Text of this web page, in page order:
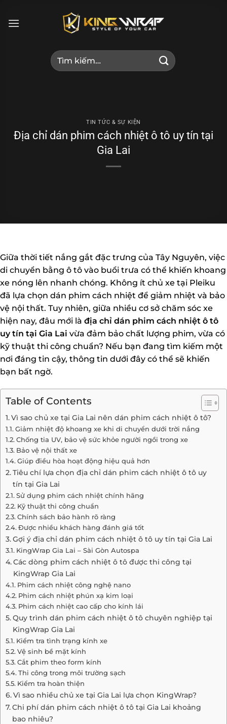
qua
Tìm
kiếm:
TIN TỨC & SỰ KIỆN
Địa chỉ dán phim cách nhiệt ô tô uy tín tại
Gia Lai
Giữa thời tiết nắng gắt đặc trưng của Tây Nguyên, việc
di chuyển bằng ô tô vào buổi trưa có thể khiến khoang
xe nóng lên nhanh chóng. Không ít chủ xe tại Pleiku
đã lựa chọn dán phim cách nhiệt để giảm nhiệt và bảo
vệ nội thất. Tuy nhiên, giữa nhiều cơ sở chăm sóc xe
hiện nay, đâu mới là địa chỉ dán phim cách nhiệt ô tô
uy tín tại Gia Lai vừa đảm bảo chất lượng phim, vừa có
kỹ thuật thi công chuẩn? Nếu bạn đang tìm kiếm một
nơi đáng tin cậy, thông tin dưới đây có thể sẽ khiến
bạn bất ngờ.
Table of Contents
Vì sao chủ xe tại Gia Lai nên dán phim cách nhiệt ô tô?
Giảm nhiệt độ khoang xe khi di chuyển dưới trời nắng
Chống tia UV, bảo vệ sức khỏe người ngồi trong xe
Bảo vệ nội thất xe
Giúp điều hòa hoạt động hiệu quả hơn
Tiêu chí lựa chọn địa chỉ dán phim cách nhiệt ô tô uy
tín tại Gia Lai
Sử dụng phim cách nhiệt chính hãng
Kỹ thuật thi công chuẩn
Chính sách bảo hành rõ ràng
Được nhiều khách hàng đánh giá tốt
Gợi ý địa chỉ dán phim cách nhiệt ô tô uy tín tại Gia Lai
KingWrap Gia Lai – Sài Gòn Autospa
Các dòng phim cách nhiệt ô tô được thi công tại
KingWrap Gia Lai
Phim cách nhiệt công nghệ nano
Phim cách nhiệt phún xạ kim loại
Phim cách nhiệt cao cấp cho kính lái
Quy trình dán phim cách nhiệt ô tô chuyên nghiệp tại
KingWrap Gia Lai
Kiểm tra tình trạng kính xe
Vệ sinh bề mặt kính
Cắt phim theo form kính
Thi công trong môi trường sạch
Kiểm tra hoàn thiện
Vì sao nhiều chủ xe tại Gia Lai lựa chọn KingWrap?
Chi phí dán phim cách nhiệt ô tô tại Gia Lai khoảng
bao nhiêu?